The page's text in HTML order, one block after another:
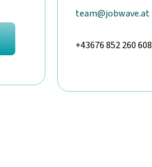
team@jobwave.at
+43676 852 260 608